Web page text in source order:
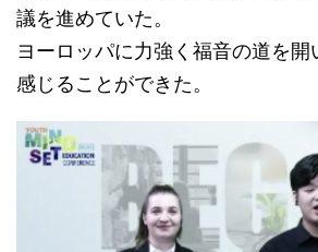
議を進めていた。
ヨーロッパに力強く福音の道を開
感じることができた。